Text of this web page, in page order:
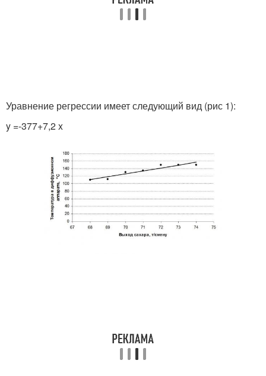
Уравнение регрессии имеет следующий вид (рис 1):
y =-377+7,2 x